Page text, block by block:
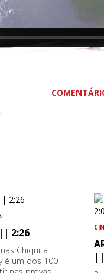
|| 2:26
Chiquita
é um dos 100
||